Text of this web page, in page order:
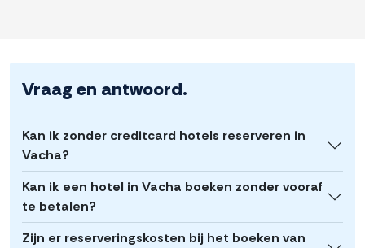
Vraag en antwoord.
Kan ik zonder creditcard hotels reserveren in
Vacha?
Kan ik een hotel in Vacha boeken zonder vooraf
te betalen?
Zijn er reserveringskosten bij het boeken van